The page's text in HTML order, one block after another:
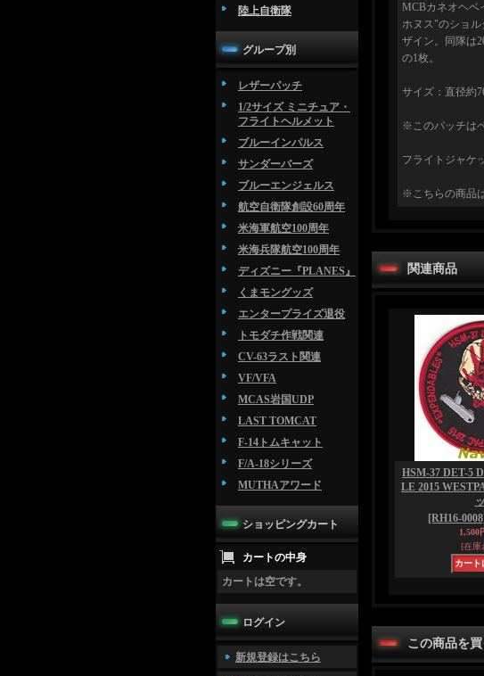
陸上自衛隊
グループ別
レザーパッチ
1/2サイズ ミニチュア・
フライトヘルメット
ブルーインパルス
サンダーバーズ
ブルーエンジェルス
航空自衛隊創設60周年
米海軍航空100周年
米海兵隊航空100周年
ディズニー『PLANES』
くまモングッズ
エンタープライズ退役
トモダチ作戦関連
CV-63ラスト関連
VF/VFA
MCAS岩国UDP
LAST TOMCAT
F-14トムキャット
F/A-18シリーズ
MUTHAアワード
ショッピングカート
カートの中身
カートは空です。
ログイン
新規登録はこちら
MCBカネオヘベ
ホヌス"のショル
ザイン。同隊は
の1枚。
サイズ：直径約
※このパッチは
フライトジャケ
※こちらの商品
関連商品
HSM-37 DET-5
LE 2015
[RH16-0008]
1,500
[在庫
この商品を